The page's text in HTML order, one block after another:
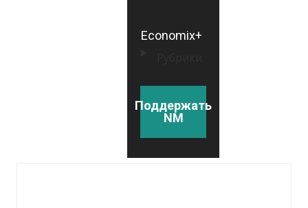
Economix+
Поддержать
NM